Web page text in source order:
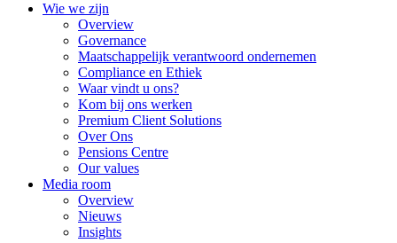
Wie we zijn
Overview
Governance
Maatschappelijk verantwoord ondernemen
Compliance en Ethiek
Waar vindt u ons?
Kom bij ons werken
Premium Client Solutions
Over Ons
Pensions Centre
Our values
Media room
Overview
Nieuws
Insights